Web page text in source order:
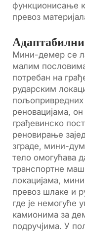
функционисање
превоз
Мини-демер се
малим
потребан на
рударским
реновацијама,
грађевинско
реновирање
зграде, мини-
тело омогућава
транспортне
локацијама,
превоз шлаке и
где је немогуће
камионима за
подручјима. У